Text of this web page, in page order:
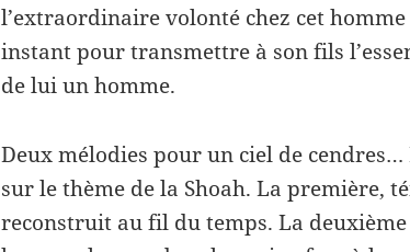
l’extraordinaire volonté chez cet
instant pour transmettre à son fils
de lui un homme.
Deux mélodies pour un ciel de
sur le thème de la Shoah. La première,
reconstruit au fil du temps. La